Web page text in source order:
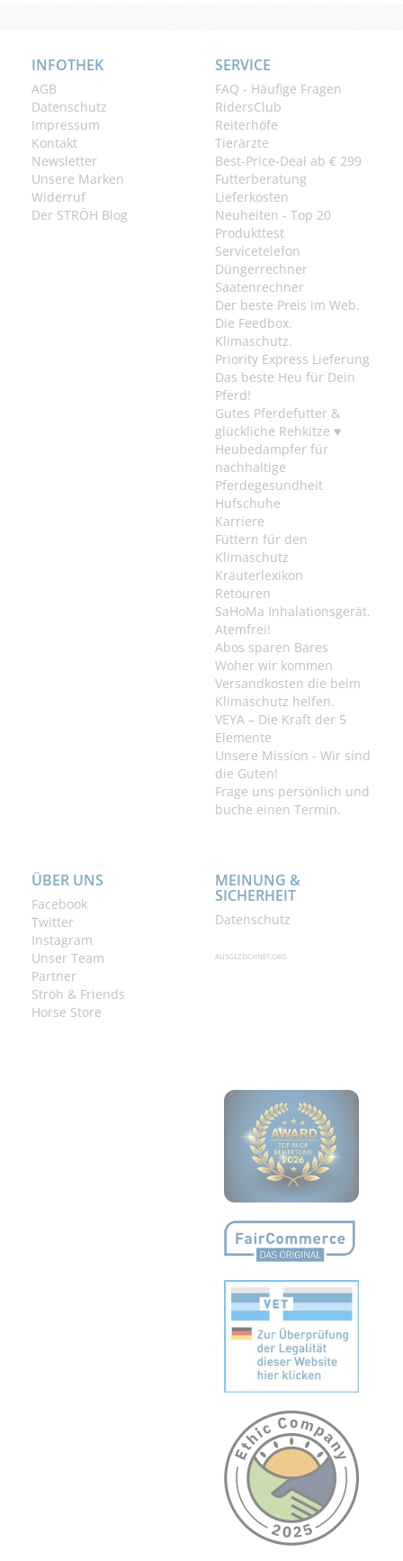
INFOTHEK
AGB
Datenschutz
Impressum
Kontakt
Newsletter
Unsere Marken
Widerruf
Der STRÖH Blog
SERVICE
FAQ - Häufige Fragen
RidersClub
Reiterhöfe
Tierärzte
Best-Price-Deal ab € 299
Futterberatung
Lieferkosten
Neuheiten - Top 20
Produkttest
Servicetelefon
Düngerrechner
Saatenrechner
Der beste Preis im Web.
Die Feedbox.
Klimaschutz.
Priority Express Lieferung
Das beste Heu für Dein
Pferd!
Gutes Pferdefutter &
glückliche Rehkitze ♥
Heubedampfer für
nachhaltige
Pferdegesundheit
Hufschuhe
Karriere
Füttern für den
Klimaschutz
Kräuterlexikon
Retouren
SaHoMa Inhalationsgerät.
Atemfrei!
Abos sparen Bares
Woher wir kommen
Versandkosten die beim
Klimaschutz helfen.
VEYA – Die Kraft der 5
Elemente
Unsere Mission - Wir sind
die Guten!
Frage uns persönlich und
buche einen Termin.
ÜBER UNS
Facebook
Twitter
Instagram
Unser Team
Partner
Ströh & Friends
Horse Store
MEINUNG &
SICHERHEIT
Datenschutz
AUSGEZEICHNET.ORG